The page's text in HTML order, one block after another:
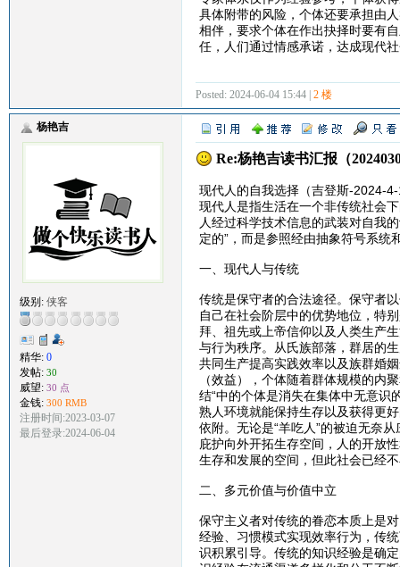
具体附带的风险，个体还要承担由
相伴，要求个体在作出抉择时要有
任，人们通过情感承诺，达成现代
Posted: 2024-06-04 15:44 | 2 楼
杨艳吉
级别: 侠客
精华: 0
发帖: 30
威望: 30 点
金钱: 300 RMB
注册时间:2023-03-07
最后登录:2024-06-04
Re:杨艳吉读书汇报（
现代人的自我选择（吉登斯-2024-
现代人是指生活在一个非传统社会
人经过科学技术信息的武装对自我
定的”，而是参照经由抽象符号系统
一、现代人与传统
传统是保守者的合法途径。保守者
自己在社会阶层中的优势地位，特
拜、祖先或上帝信仰以及人类生产
与行为秩序。从氏族部落，群居的
共同生产提高实践效率以及族群婚
（效益），个体随着群体规模的内
结“中的个体是消失在集体中无意识
熟人环境就能保持生存以及获得更
依附。无论是“羊吃人”的被迫无奈
庇护向外开拓生存空间，人的开放
生存和发展的空间，但此社会已经
二、多元价值与价值中立
保守主义者对传统的眷恋本质上是
经验、习惯模式实现效率行为，传
识积累引导。传统的知识经验是确